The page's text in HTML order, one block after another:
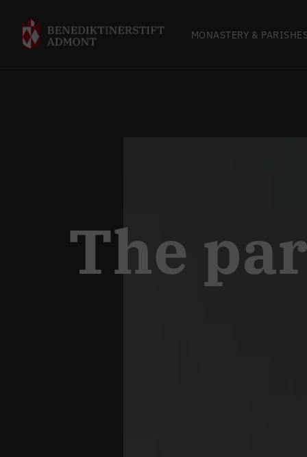
MONASTERY &
The